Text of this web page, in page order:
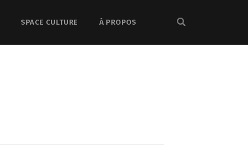
SPACE CULTURE À PROPOS